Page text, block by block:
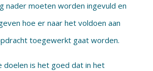
nader moeten worden ingevuld en
hoe er naar het voldoen aan
toegewerkt gaat worden.
doelen is het goed dat in het